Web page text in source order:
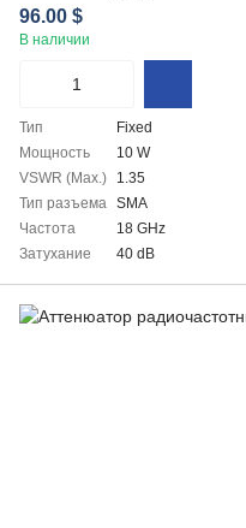
96.00 $
В наличии
Тип
Fixed
Мощность
10 W
VSWR (Max.)
1.35
Тип разъема
SMA
Частота
18 GHz
Затухание
40 dB